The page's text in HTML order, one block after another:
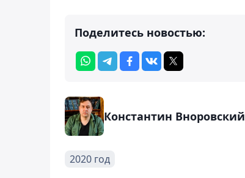
Поделитесь новостью:
Константин Вноровский
2020 год